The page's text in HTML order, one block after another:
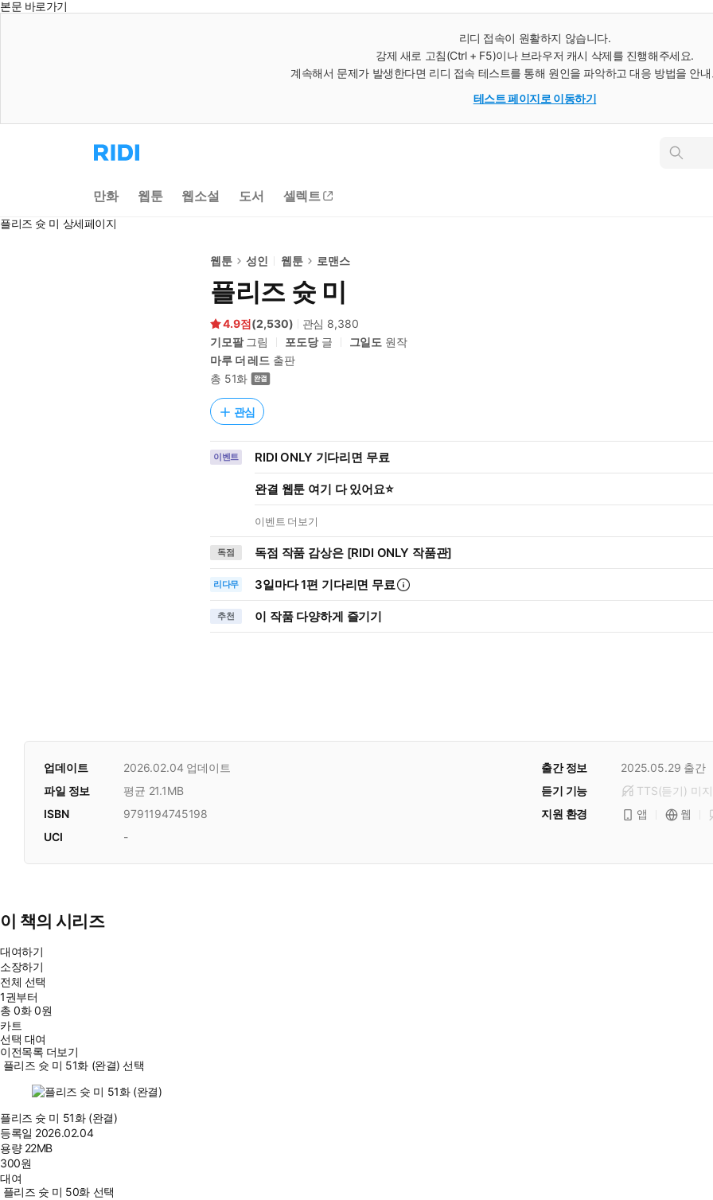
본문 바로가기
리디 접속이 원활하지 않습니다.
강제 새로 고침(Ctrl + F5)이나 브라우저 캐시 삭제를 진행해주세요.
계속해서 문제가 발생한다면 리디 접속 테스트를 통해 원인을 파악하고 대응 방법을 안
테스트 페이지로 이동하기
리
디
으
로
동
인
만화 웹툰 웹소설 도서 셀렉트
플리즈 슛 미 상세페이지
웹툰 성인 웹툰 로맨스
플리즈 슛 미
4.9 (2,530) 관심 8,380
기모팔그림 포도당글 그일도 원작
마루 더 레드 출판
총 51화
관심
이벤트 RIDI ONLY 기다리면 무료
완결 웹툰 여기 다 있어요⭐
이벤트 더보기
독점 독점 작품 감상은 [RIDI ONLY 작품관]
리다무 3일마다1편 기다리면 무료
추천 이 작품 다양하게 즐기기
업데이트 2026.02.04 업데이트 출간 정보 2025.05.29 출간
듣기 기능
TTS(듣기) 미
파일 정보
평균 21.1MB
지원 환경
앱 웹
ISBN
9791194745198
UCI
-
이 책의 시리즈
대여하기
소장하기
전체 선택
1권부터
총0화0원
카트
선택 대여
이전목록 더보기
플리즈 슛 미 51화 (완결) 선택
플리즈 슛 미 51화 (완결)
등록일 2026.02.04
용량 22MB
300원
대여
플리즈 슛 미 50화 선택